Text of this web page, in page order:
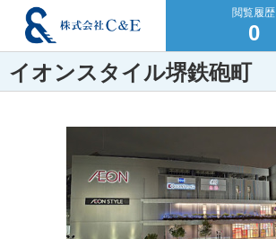
閲覧履歴
0
イオンスタイル堺鉄砲町